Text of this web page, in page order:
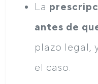
La
antes de
plazo legal,
el caso.